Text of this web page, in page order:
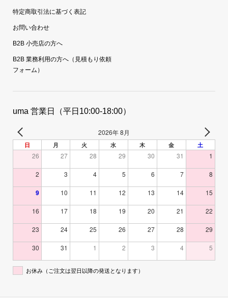
特定商取引法に基づく表記
お問い合わせ
B2B 小売店の方へ
B2B 業務利用の方へ（見積もり依頼
フォーム）
uma 営業日（平日10:00-18:00）
2026年 8月
日 月 火 水 木 金 土
26 27 28 29 30 31 1
2 3 4 5 6 7 8
9 10 11 12 13 14 15
16 17 18 19 20 21 22
23 24 25 26 27 28 29
30 31 1 2 3 4 5
お休み（ご注文は翌日以降の発送となります）